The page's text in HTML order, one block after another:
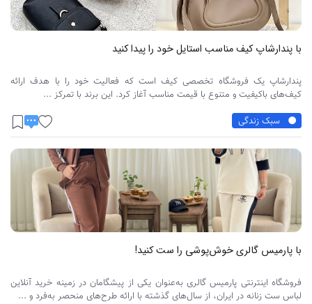
با پندارشاپ کیف مناسب استایل خود را پیدا کنید
پندارشاپ یک فروشگاه تخصصی کیف است که فعالیت خود را با هدف ارائه
کیف‌های باکیفیت و متنوع با قیمت مناسب آغاز کرد. این برند با تمرکز ...
سبک زندگی
با پارمیس گالری خوش‌پوشی را ست کنید!
فروشگاه اینترنتی پارمیس گالری به‌عنوان یکی از پیشگامان در زمینه خرید آنلاین
لباس ست زنانه در ایران، از سال‌های گذشته با ارائه طرح‌های منحصر به‌فرد و ...